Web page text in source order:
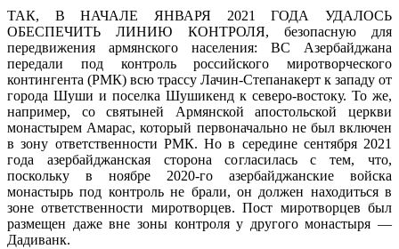
ТАК, В НАЧАЛЕ ЯНВАРЯ 2021 ГОДА УДАЛОСЬ
ОБЕСПЕЧИТЬ ЛИНИЮ КОНТРОЛЯ, безопасную для
передвижения армянского населения: ВС Азербайджана
передали под контроль российского миротворческого
контингента (РМК) всю трассу Лачин-Степанакерт к западу от
города Шуши и поселка Шушикенд к северо-востоку. То же,
например, со святыней Армянской апостольской церкви
монастырем Амарас, который первоначально не был включен
в зону ответственности РМК. Но в середине сентября 2021
года азербайджанская сторона согласилась с тем, что,
поскольку в ноябре 2020-го азербайджанские войска
монастырь под контроль не брали, он должен находиться в
зоне ответственности миротворцев. Пост миротворцев был
размещен даже вне зоны контроля у другого монастыря —
Дадиванк.